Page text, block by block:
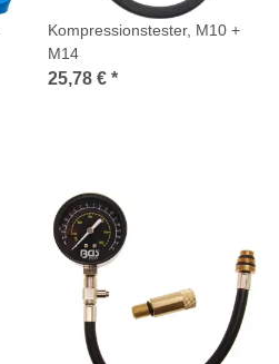
Kompressionstester, M10 +
M14
25,78 € *